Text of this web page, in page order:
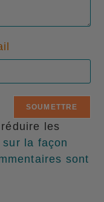
les
la façon
sont